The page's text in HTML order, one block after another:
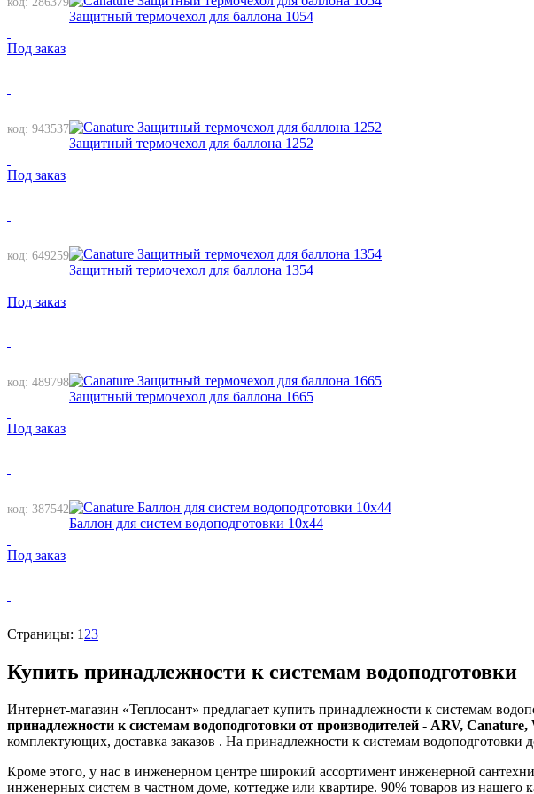
Защитный термочехол для баллона 1054
Под заказ
код: 943537
Защитный термочехол для баллона 1252
Под заказ
код: 649259
Защитный термочехол для баллона 1354
Под заказ
код: 489798
Защитный термочехол для баллона 1665
Под заказ
код: 387542
Баллон для систем водоподготовки 10х44
Под заказ
Страницы: 1 23
Купить принадлежности к системам водоподготовки
Интернет-магазин «Теплосант» предлагает купить принадлежности к системам
принадлежности к системам водоподготовки от производителей - ARV, Canature,
комплектующих, доставка заказов . На принадлежности к системам водоподготовки
Кроме этого, у нас в инженерном центре широкий ассортимент инженерной
инженерных систем в частном доме, коттедже или квартире. 90% товаров из нашего